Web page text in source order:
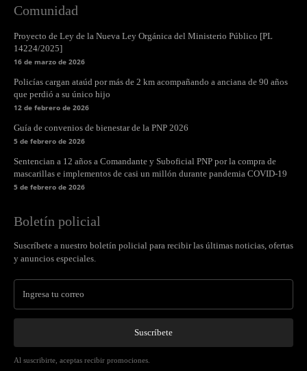
Comunidad
Proyecto de Ley de la Nueva Ley Orgánica del Ministerio Público [PL
14224/2025]
16 de marzo de 2026
Policías cargan ataúd por más de 2 km acompañando a anciana de 90 años
que perdió a su único hijo
12 de febrero de 2026
Guía de convenios de bienestar de la PNP 2026
5 de febrero de 2026
Sentencian a 12 años a Comandante y Suboficial PNP por la compra de
mascarillas e implementos de casi un millón durante pandemia COVID-19
5 de febrero de 2026
Boletín policial
Suscríbete a nuestro boletín policial para recibir las últimas noticias, ofertas
y anuncios especiales.
Suscríbete
Al suscribirte, aceptas recibir promociones.